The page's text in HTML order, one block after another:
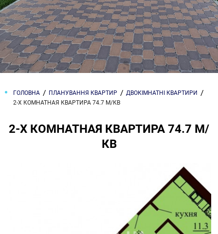
ГОЛОВНА ПЛАНУВАННЯ КВАРТИР
ДВОКІМНАТНІ КВАРТИРИ
2-Х КОМНАТНАЯ КВАРТИРА 74.7 М/КВ
2-Х КОМНАТНАЯ КВАРТИРА 74.7 М/
КВ